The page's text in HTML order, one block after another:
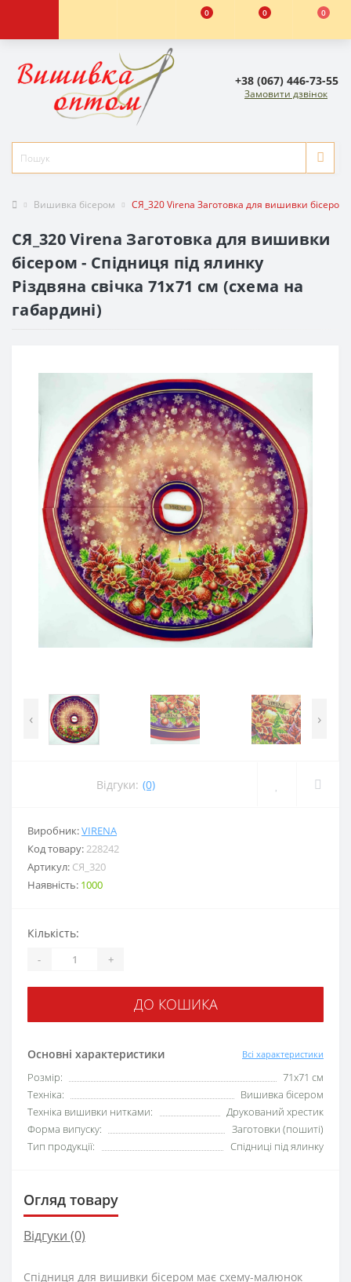
0 0 0
+38 (067) 446-73-55
Замовити дзвінок
Вишивка бісером СЯ_320 Virena Заготовка для вишивки бісером
СЯ_320 Virena Заготовка для вишивки
бісером - Спідниця під ялинку
Різдвяна свічка 71х71 см (схема на
габардині)
‹ ›
Відгуки: (0)
Виробник:VIRENA
Код товару:228242
Артикул: СЯ_320
Наявність: 1000
Основні характеристики Всі характеристики
Розмір:
71х71 см
Техніка:
Вишивка бісером
Техніка вишивки нитками:
Друкований хрестик
Форма випуску:
Заготовки (пошиті)
Тип продукції:
Спідниці під ялинку
Кількість:
- +
ДО КОШИКА
Огляд товару
Відгуки (0)
Спідниця для вишивки бісером має схему-малюнок